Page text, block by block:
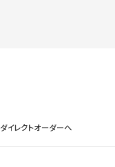
ダイレクトオーダーへ